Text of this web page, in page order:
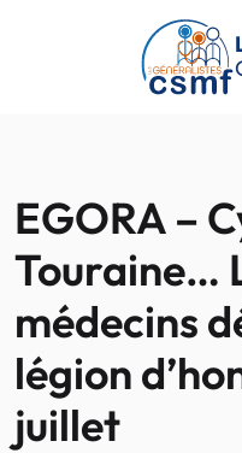
Passer au contenu principal
EGORA –
Touraine…
médecins
légion
juillet